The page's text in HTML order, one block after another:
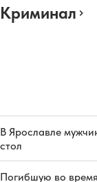
Криминал
В Ярославле
стол
Погибшую во